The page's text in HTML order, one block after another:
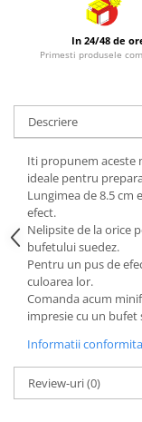
In 24/48 de
Primesti produsele
Descriere
Iti propunem aceste
ideale pentru
Lungimea de 8.5
efect.
Nelipsite de la orice
bufetului suedez.
Pentru un pus de
culoarea lor.
Comanda acum
impresie cu un bufet
Informatii
Review-uri(0)